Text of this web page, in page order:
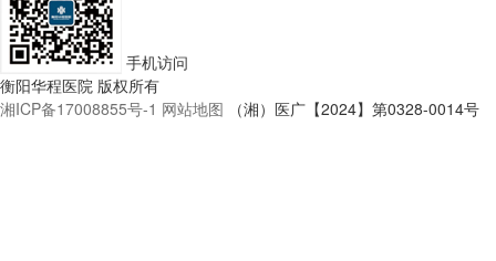
手机访问
衡阳华程医院 版权所有
湘ICP备17008855号-1 网站地图 （湘）医广【2024】第0328-0014号